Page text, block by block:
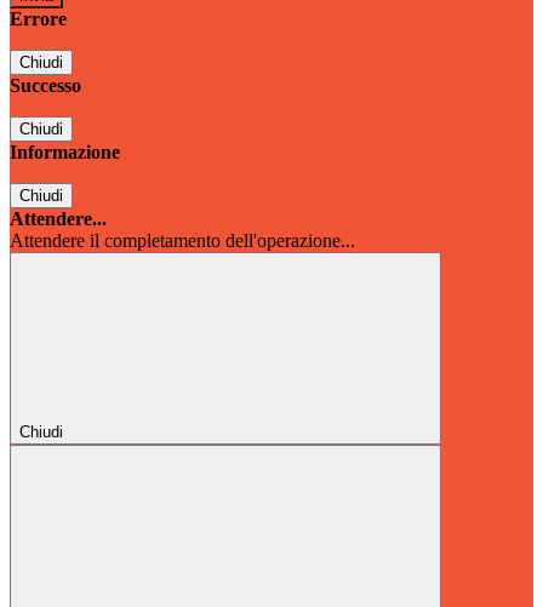
Errore
Chiudi
Successo
Chiudi
Informazione
Chiudi
Attendere...
Attendere il completamento dell'operazione...
Chiudi